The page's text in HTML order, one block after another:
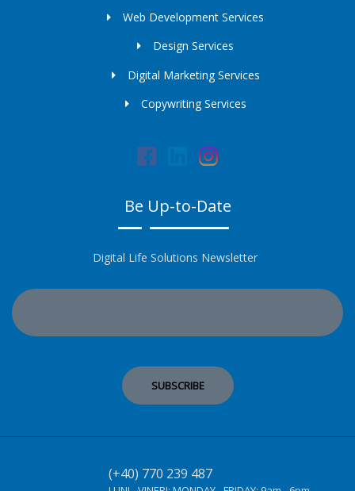
Web Development Services
Design Services
Digital Marketing Services
Copywriting Services
Be Up-to-Date
Digital Life Solutions Newsletter
(+40) 770 239 487